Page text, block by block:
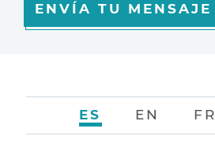
ENVÍA TU MENSAJE
ES EN FR